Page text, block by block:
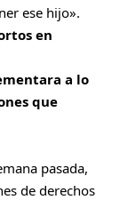
ese hijo».
en
a lo
que
pasada,
de derechos